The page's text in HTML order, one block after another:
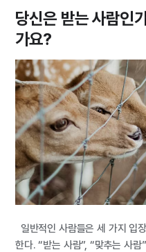
당신은 받는 사람인
가요?
일반적인 사람들은 세 가지 입
한다. “받는 사람”, “맞추는 사